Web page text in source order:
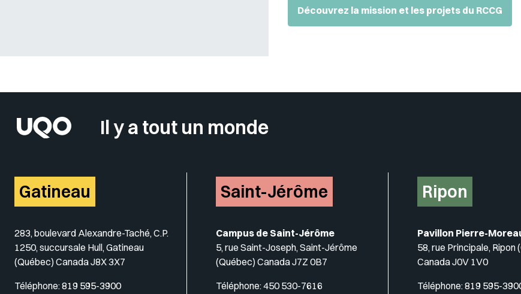
Découvrez la mission et les projets du RCCG
Insérer un pied de page
Il y a tout un monde
Gatineau
283, boulevard Alexandre-Taché, C.P.
1250, succursale Hull, Gatineau
(Québec) Canada J8X 3X7
Téléphone:819 595-3900
Saint-Jérôme
Campus de Saint-Jérôme
5, rue Saint-Joseph, Saint-Jérôme
(Québec) Canada J7Z 0B7
Téléphone:450 530-7616
Ripon
Pavillon Pierre-
58, rue Principale, Ripon
Canada J0V 1V0
Téléphone:819 595-